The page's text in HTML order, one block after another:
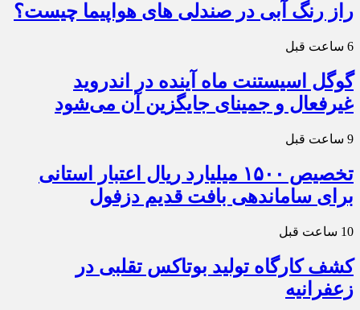
راز رنگ آبی در صندلی های هواپیما چیست؟
6 ساعت قبل
گوگل اسیستنت ماه آینده در اندروید
غیرفعال و جمینای جایگزین آن می‌شود
9 ساعت قبل
تخصیص ۱۵۰۰ میلیارد ریال اعتبار استانی
برای ساماندهی بافت قدیم دزفول
10 ساعت قبل
کشف کارگاه تولید بوتاکس تقلبی در
زعفرانیه